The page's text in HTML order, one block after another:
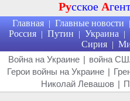
Русское А
Главная | Главные новости |
Россия | Путин | Украина |
Сирия |
Война на Украине | война
Герои войны на Украине |
Николай Левашов |